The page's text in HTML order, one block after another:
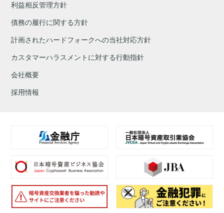
利益相反管理方針
債務の履行に関する方針
計画されたハードフォークへの当社対応方針
カスタマーハラスメントに対する行動指針
会社概要
採用情報